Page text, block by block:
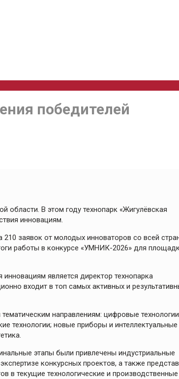
победителей
области. В этом году технопарк «Жигулёвская
инновациям.
210 заявок от молодых инноваторов со всей
работы в конкурсе «УМНИК-2026» для
является директор технопарка
входит в топ самых активных и
направлениям: цифровые
технологии; новые приборы и интеллектуальные
этапы были привлечены индустриальные
конкурсных проектов, а также
в текущие технологические и производственные